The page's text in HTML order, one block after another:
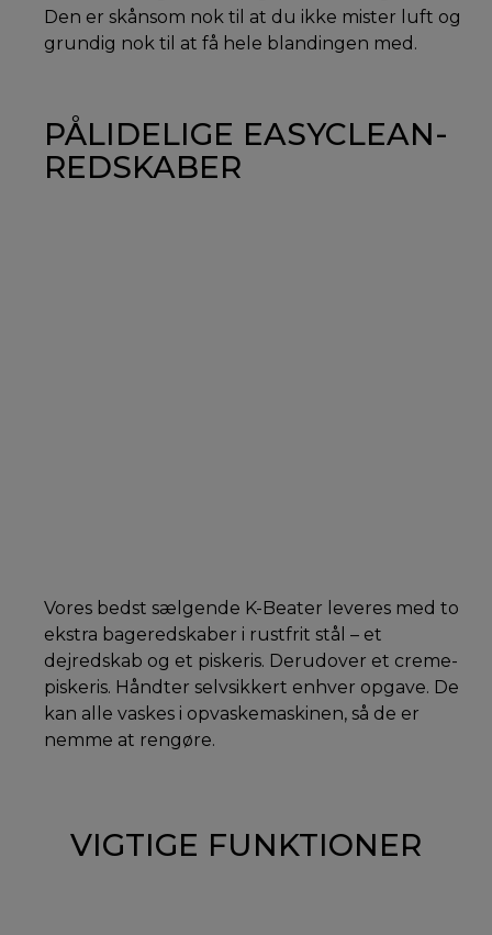
Den er skånsom nok til at du ikke mister luft og
grundig nok til at få hele blandingen med.
PÅLIDELIGE EASYCLEAN-
REDSKABER
Vores bedst sælgende K-Beater leveres med to
ekstra bageredskaber i rustfrit stål – et
dejredskab og et piskeris. Derudover et creme-
piskeris. Håndter selvsikkert enhver opgave. De
kan alle vaskes i opvaskemaskinen, så de er
nemme at rengøre.
VIGTIGE FUNKTIONER